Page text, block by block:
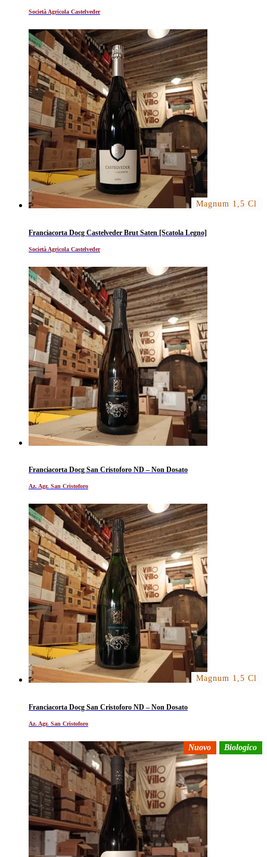
Società Agricola Castelveder
Magnum 1,5 Cl
Franciacorta Docg Castelveder Brut Saten [Scatola Legno]
Società Agricola Castelveder
Franciacorta Docg San Cristoforo ND – Non Dosato
Az. Agr. San Cristoforo
Magnum 1,5 Cl
Franciacorta Docg San Cristoforo ND – Non Dosato
Az. Agr. San Cristoforo
Nuovo Biologico